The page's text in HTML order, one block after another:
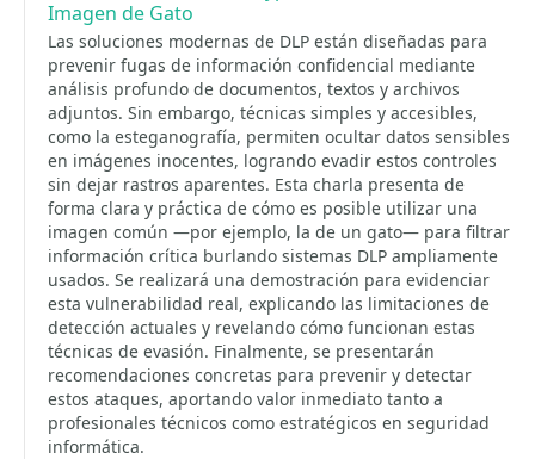
Imagen de Gato
Las soluciones modernas de DLP están diseñadas para
prevenir fugas de información confidencial mediante
análisis profundo de documentos, textos y archivos
adjuntos. Sin embargo, técnicas simples y accesibles,
como la esteganografía, permiten ocultar datos sensibles
en imágenes inocentes, logrando evadir estos controles
sin dejar rastros aparentes. Esta charla presenta de
forma clara y práctica de cómo es posible utilizar una
imagen común —por ejemplo, la de un gato— para filtrar
información crítica burlando sistemas DLP ampliamente
usados. Se realizará una demostración para evidenciar
esta vulnerabilidad real, explicando las limitaciones de
detección actuales y revelando cómo funcionan estas
técnicas de evasión. Finalmente, se presentarán
recomendaciones concretas para prevenir y detectar
estos ataques, aportando valor inmediato tanto a
profesionales técnicos como estratégicos en seguridad
informática.